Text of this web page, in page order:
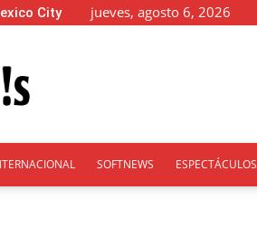
City jueves, agosto 6, 2026
SOFTNEWS ESPECTÁCULOS